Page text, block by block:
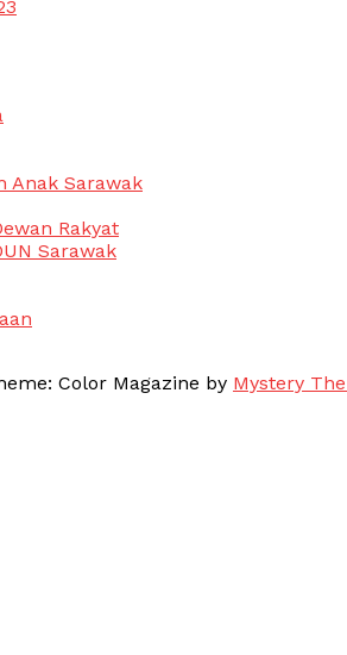
Anak Sarawak
Rakyat
Sarawak
Color Magazine by Mystery